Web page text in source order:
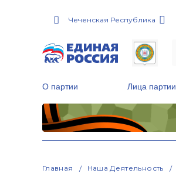
Чеченская Республика
О партии Лица партии
Главная Наша Деятельность